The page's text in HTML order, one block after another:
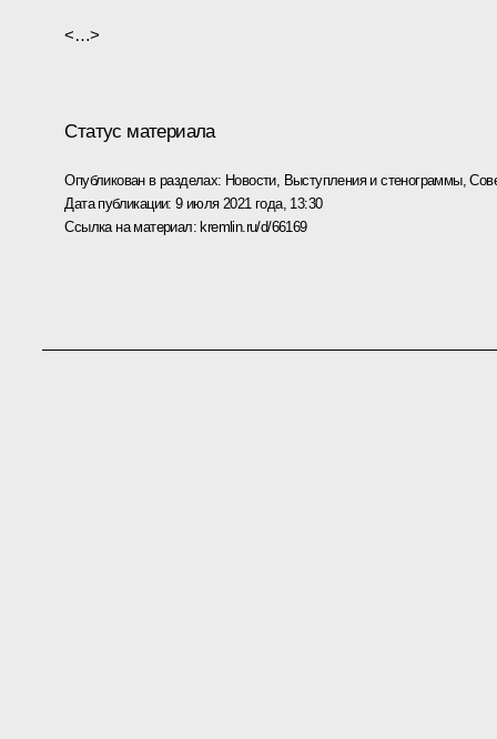
<…>
Статус материала
Опубликован в разделах: Новости, Выступления и стенограммы,
Дата публикации:9 июля 2021 года, 13:30
Ссылка на материал: kremlin.ru/d/66169